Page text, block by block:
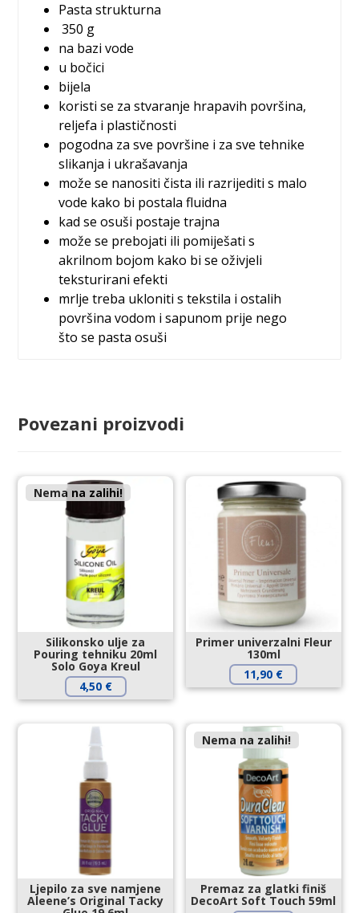
Pasta strukturna
350 g
na bazi vode
u bočici
bijela
koristi se za stvaranje hrapavih površina,
reljefa i plastičnosti
pogodna za sve površine i za sve tehnike
slikanja i ukrašavanja
može se nanositi čista ili razrijediti s malo
vode kako bi postala fluidna
kad se osuši postaje trajna
može se prebojati ili pomiješati s
akrilnom bojom kako bi se oživjeli
teksturirani efekti
mrlje treba ukloniti s tekstila i ostalih
površina vodom i sapunom prije nego
što se pasta osuši
Povezani proizvodi
Nema na zalihi!
Silikonsko ulje za
Pouring tehniku 20ml
Solo Goya Kreul
4,50 €
Primer univerzalni Fleur
130ml
11,90 €
Ljepilo za sve namjene
Aleene’s Original Tacky
Nema na zalihi!
Premaz za glatki finiš
DecoArt Soft Touch 59ml